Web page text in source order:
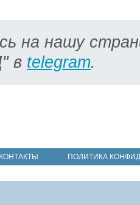
на нашу
в telegram.
КОНТАКТЫ ПОЛИТИКА